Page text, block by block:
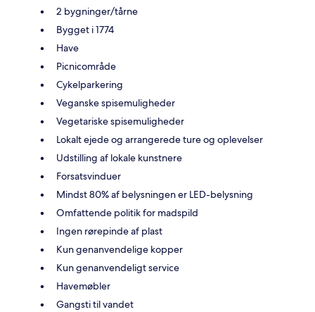
2 bygninger/tårne
Bygget i 1774
Have
Picnicområde
Cykelparkering
Veganske spisemuligheder
Vegetariske spisemuligheder
Lokalt ejede og arrangerede ture og oplevelser
Udstilling af lokale kunstnere
Forsatsvinduer
Mindst 80% af belysningen er LED-belysning
Omfattende politik for madspild
Ingen rørepinde af plast
Kun genanvendelige kopper
Kun genanvendeligt service
Havemøbler
Gangsti til vandet